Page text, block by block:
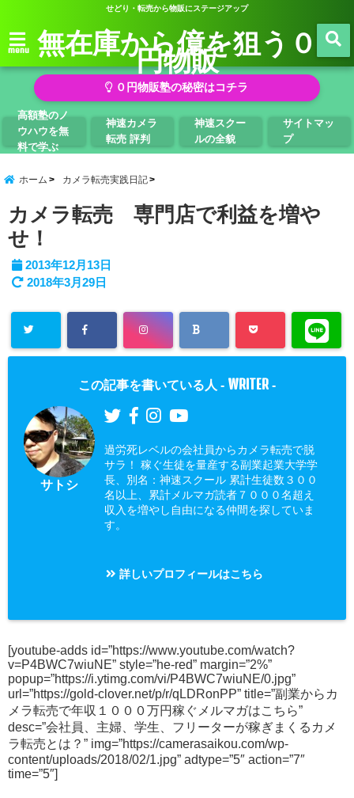
せどり・転売から物販にステージアップ
menu 無在庫から億を狙う０
円物販
０円物販塾の秘密はコチラ
高額塾のノ
ウハウを無
料で学ぶ
神速カメラ
転売 評判
神速スクー
ルの全貌
サイトマッ
プ
ホーム カメラ転売実践日記
カメラ転売 専門店で利益を増や
せ！
2013年12月13日
2018年3月29日
この記事を書いている人 - WRITER -
サトシ
過労死レベルの会社員からカメラ転売で脱
サラ！ 稼ぐ生徒を量産する副業起業大学学
長、別名：神速スクール 累計生徒数３００
名以上、累計メルマガ読者７０００名超え
収入を増やし自由になる仲間を探していま
す。
詳しいプロフィールはこちら
[youtube-adds id=”https://www.youtube.com/watch?
v=P4BWC7wiuNE” style=”he-red” margin=”2%”
popup=”https://i.ytimg.com/vi/P4BWC7wiuNE/0.jpg”
url=”https://gold-clover.net/p/r/qLDRonPP” title=”副業からカ
メラ転売で年収１０００万円稼ぐメルマガはこちら”
desc=”会社員、主婦、学生、フリーターが稼ぎまくるカメ
ラ転売とは？” img=”https://camerasaikou.com/wp-
content/uploads/2018/02/1.jpg” adtype=”5″ action=”7″
time=”5″]